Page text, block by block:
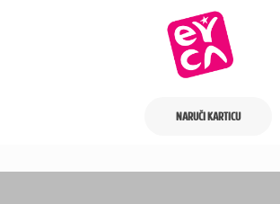
NARUČI KARTICU